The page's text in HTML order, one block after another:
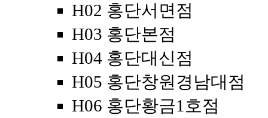
H02 홍단서면점
H03 홍단본점
H04 홍단대신점
H05 홍단창원경남대점
H06 홍단황금1호점